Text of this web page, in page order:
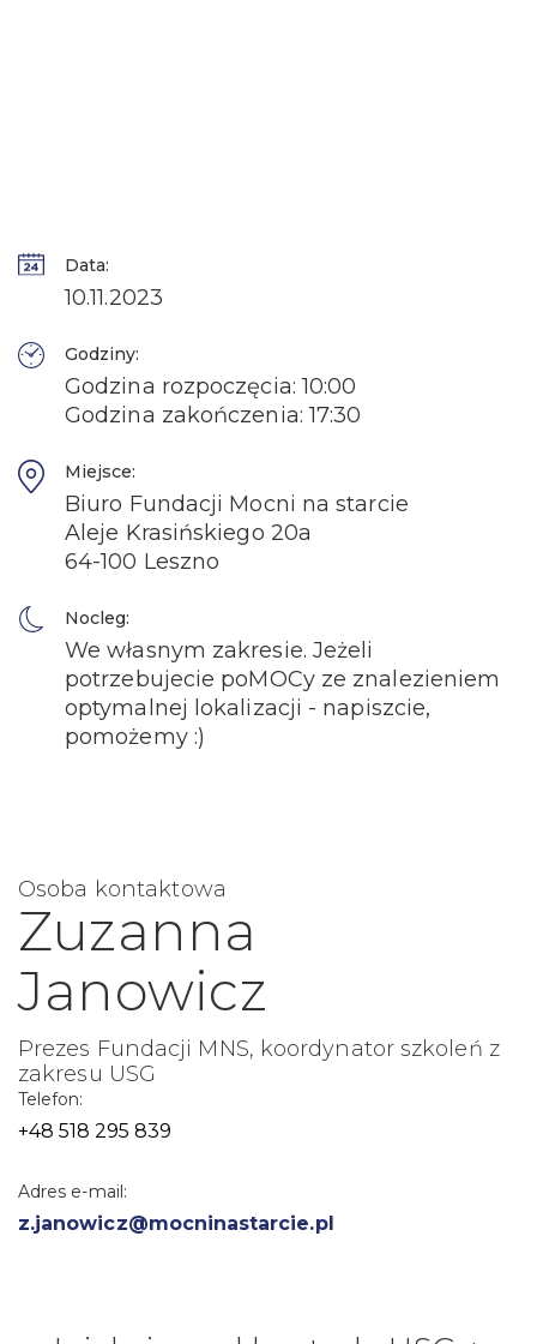
Data:
10.11.2023
Godziny:
Godzina rozpoczęcia: 10:00
Godzina zakończenia: 17:30
Miejsce:
Biuro Fundacji Mocni na starcie
Aleje Krasińskiego 20a
64-100 Leszno
Nocleg:
We własnym zakresie. Jeżeli
potrzebujecie poMOCy ze znalezieniem
optymalnej lokalizacji - napiszcie,
pomożemy :)
Osoba kontaktowa
Zuzanna
Janowicz
Prezes Fundacji MNS, koordynator szkoleń z
zakresu USG
Telefon:
+48 518 295 839
Adres e-mail:
z.janowicz@mocninastarcie.pl